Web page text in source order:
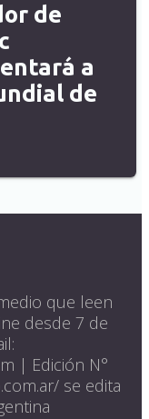
de
a
de
que leen
desde 7 de
| Edición N°
se edita